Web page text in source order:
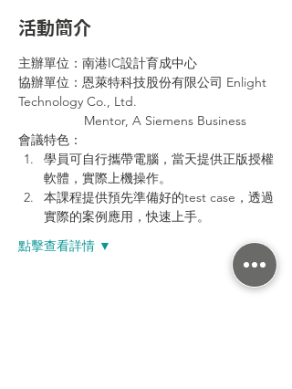
活動簡介
主辦單位：南港IC設計育成中心
協辦單位：恩萊特科技股份有限公司 Enlight
Technology Co., Ltd.
Mentor, A Siemens Business
會議特色：
學員可自行攜帶電腦，當天提供正版授權
軟體，實際上機操作。
本課程提供預先準備好的test case，透過
實際的案例應用，快速上手。
點擊查看詳情 ▼